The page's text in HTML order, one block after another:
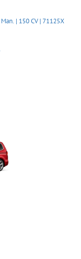
| 150 CV | 71125X